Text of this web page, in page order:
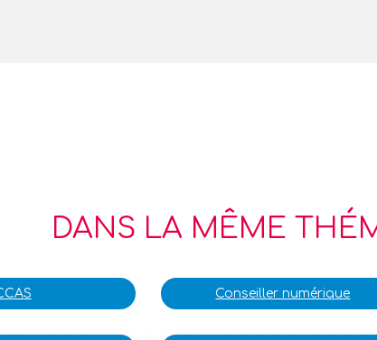
DANS LA MÊME
Conseiller numérique